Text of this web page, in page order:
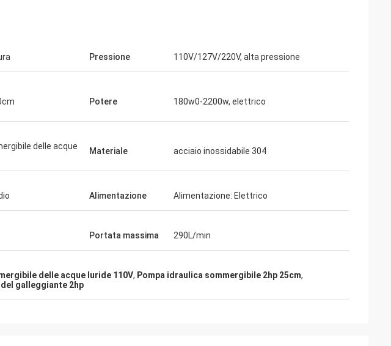
Pressione 110V/127V/220V, alta pressione
Potere 180w0-2200w, elettrico
delle acque
Materiale acciaio inossidabile 304
Alimentazione Alimentazione: Elettrico
Portata massima 290L/min
delle acque luride 110V, Pompa idraulica sommergibile 2hp 25cm,
galleggiante 2hp